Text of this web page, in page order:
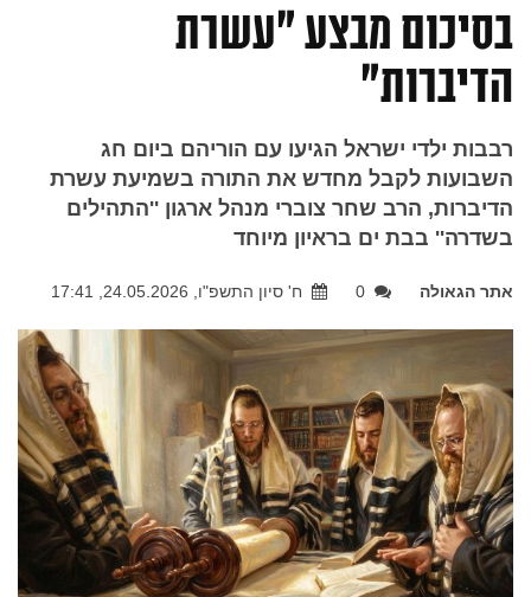
בסיכום מבצע "עשרת
הדיברות"
רבבות ילדי ישראל הגיעו עם הוריהם ביום חג
השבועות לקבל מחדש את התורה בשמיעת עשרת
הדיברות, הרב שחר צוברי מנהל ארגון ''התהילים
בשדרה'' בבת ים בראיון מיוחד
אתר הגאולה 0 ח' סיון התשפ"ו, 24.05.2026, 17:41